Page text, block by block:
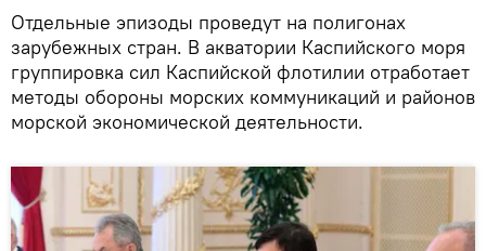
Отдельные эпизоды проведут на полигонах
зарубежных стран. В акватории Каспийского моря
группировка сил Каспийской флотилии отработает
методы обороны морских коммуникаций и районов
морской экономической деятельности.